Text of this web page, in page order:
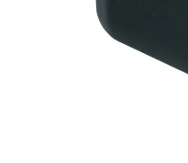
Linkpartners